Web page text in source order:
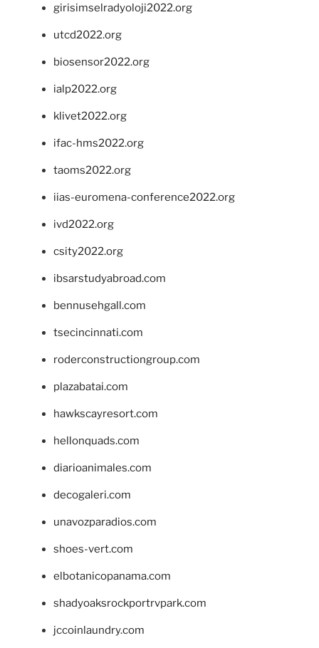
girisimselradyoloji2022.org
utcd2022.org
biosensor2022.org
ialp2022.org
klivet2022.org
ifac-hms2022.org
taoms2022.org
iias-euromena-conference2022.org
ivd2022.org
csity2022.org
ibsarstudyabroad.com
bennusehgall.com
tsecincinnati.com
roderconstructiongroup.com
plazabatai.com
hawkscayresort.com
hellonquads.com
diarioanimales.com
decogaleri.com
unavozparadios.com
shoes-vert.com
elbotanicopanama.com
shadyoaksrockportrvpark.com
jccoinlaundry.com